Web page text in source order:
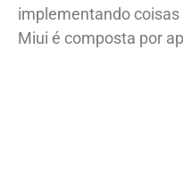
implementando
Miui é composta por